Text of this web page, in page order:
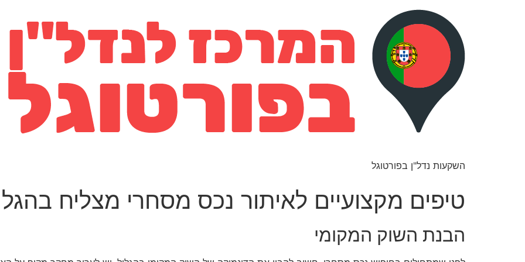
השקעות נדל"ן בפורטוגל
טיפים מקצועיים לאיתור נכס מסחרי מצליח
הבנת השוק המקומי